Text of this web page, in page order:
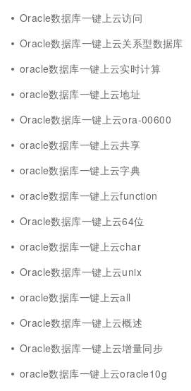
Oracle数据库一键上云访问
Oracle数据库一键上云关系型数据库
oracle数据库一键上云实时计算
oracle数据库一键上云地址
Oracle数据库一键上云ora-00600
oracle数据库一键上云共享
oracle数据库一键上云字典
oracle数据库一键上云function
Oracle数据库一键上云64位
oracle数据库一键上云char
Oracle数据库一键上云unix
oracle数据库一键上云all
Oracle数据库一键上云概述
Oracle数据库一键上云增量同步
oracle数据库一键上云oracle10g